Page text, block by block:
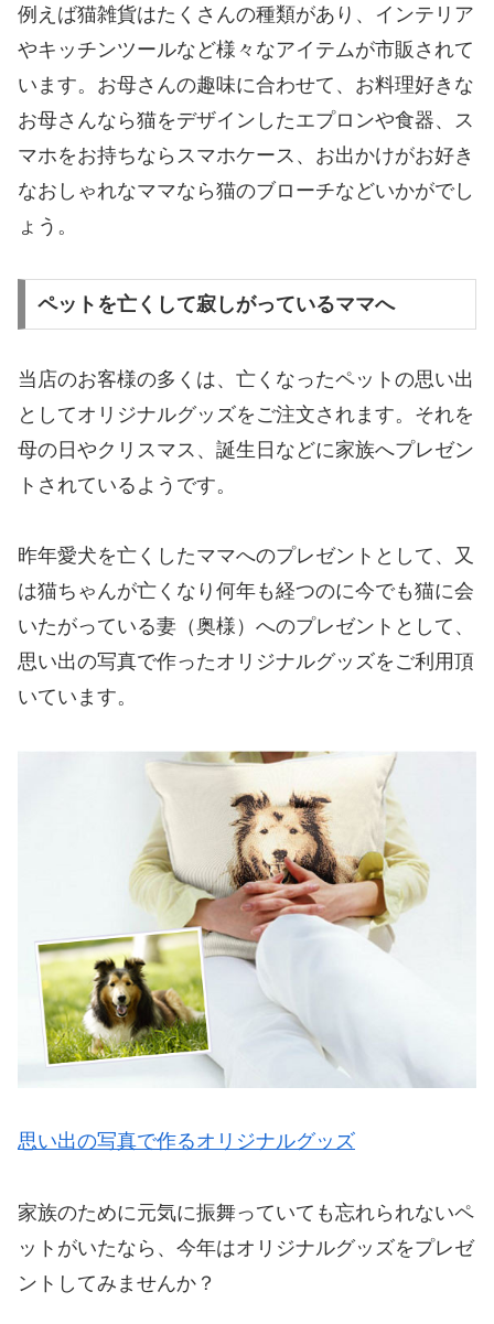
例えば猫雑貨はたくさんの種類があり、インテリア
やキッチンツールなど様々なアイテムが市販されて
います。お母さんの趣味に合わせて、お料理好きな
お母さんなら猫をデザインしたエプロンや食器、ス
マホをお持ちならスマホケース、お出かけがお好き
なおしゃれなママなら猫のブローチなどいかがでし
ょう。
ペットを亡くして寂しがっているママへ
当店のお客様の多くは、亡くなったペットの思い出
としてオリジナルグッズをご注文されます。それを
母の日やクリスマス、誕生日などに家族へプレゼン
トされているようです。
昨年愛犬を亡くしたママへのプレゼントとして、又
は猫ちゃんが亡くなり何年も経つのに今でも猫に会
いたがっている妻（奥様）へのプレゼントとして、
思い出の写真で作ったオリジナルグッズをご利用頂
いています。
思い出の写真で作るオリジナルグッズ
家族のために元気に振舞っていても忘れられないペ
ットがいたなら、今年はオリジナルグッズをプレゼ
ントしてみませんか？